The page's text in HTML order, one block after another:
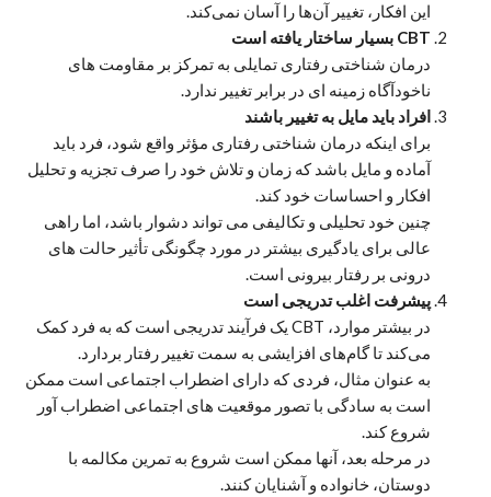
این افکار، تغییر آن‌ها را آسان نمی‌کند.
CBT بسیار ساختار یافته است
درمان شناختی رفتاری تمایلی به تمرکز بر مقاومت های
ناخودآگاه زمینه ای در برابر تغییر ندارد.
افراد باید مایل به تغییر باشند
برای اینکه درمان شناختی رفتاری مؤثر واقع شود، فرد باید
آماده و مایل باشد که زمان و تلاش خود را صرف تجزیه و تحلیل
افکار و احساسات خود کند.
چنین خود تحلیلی و تکالیفی می تواند دشوار باشد، اما راهی
عالی برای یادگیری بیشتر در مورد چگونگی تأثیر حالت های
درونی بر رفتار بیرونی است.
پیشرفت اغلب تدریجی است
در بیشتر موارد، CBT یک فرآیند تدریجی است که به فرد کمک
می‌کند تا گام‌های افزایشی به سمت تغییر رفتار بردارد.
به عنوان مثال، فردی که دارای اضطراب اجتماعی است ممکن
است به سادگی با تصور موقعیت های اجتماعی اضطراب آور
شروع کند.
در مرحله بعد، آنها ممکن است شروع به تمرین مکالمه با
دوستان، خانواده و آشنایان کنند.